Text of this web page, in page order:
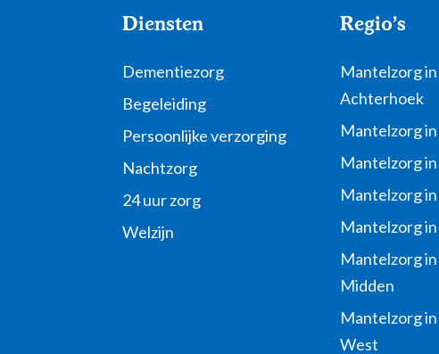
Diensten
Dementiezorg
Begeleiding
Persoonlijke verzorging
Nachtzorg
24 uur zorg
Welzijn
Regio's
Mantelzorg in
Achterhoek
Mantelzorg
Mantelzorg
Mantelzorg
Mantelzorg
Mantelzorg
Midden
Mantelzorg
West